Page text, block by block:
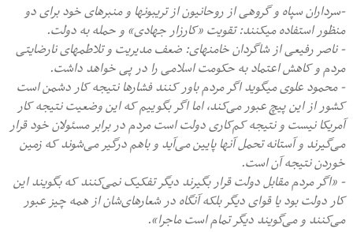
-سرداران سپاه و گروهی از روحانیون از تریبون‎ها و منبرهای خود برای دو
منظور استفاده می‎کنند: تقویت «کارزار جهادی» و حمله به دولت.
- ناصر رفیعی از شاگردان خامنه‎ای: ضعف مدیریت و تلاطم‎های نارضایتی
مردم و کاهش اعتماد به حکومت اسلامی را در پی خواهد داشت.
- محمود علوی می‎گوید اگر مردم باور کنند فشارها نتیجه کار دشمن است
کشور از این پیچ عبور می‌کند، اما اگر بگوییم که این وضعیت نتیجه کار
آمریکا نیست و نتیجه کم‌کاری دولت است مردم در برابر مسئولان خود قرار
می‌گیرند و آستانه تحمل آنها پایین می‌آید و باهم درگیر می‌شوند که زمین
خوردن نتیجه آن است.
- «اگر مردم مقابل دولت قرار بگیرند دیگر تفکیک نمی‌کنند که بگویند این
کار دولت بود یا قوای دیگر بلکه آ‌نگاه در شعارهای‌شان از همه چیز عبور
می‌کنند و می‌گویند دیگر تمام است ماجرا».